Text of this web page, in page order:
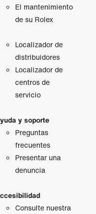
El mantenimiento
de su Rolex
Localizador de
distribuidores
Localizador de
centros de
servicio
y soporte
Preguntas
frecuentes
Presentar una
denuncia
Consulte nuestra